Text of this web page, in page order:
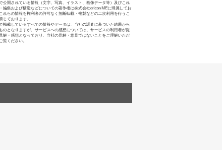
公開されている情報（文字、写真、イラスト、画像データ等）及びこれ
編集および構造などについての著作権は株式会社oricon MEに帰属してお
れらの情報を権利者の許可なく無断転載・複製などの二次利用を行うこ
じております。
掲載しているすべての情報やデータは、当社の調査に基づいた結果から
のとなりますが、サービスへの感想については、サービスの利用者が提
解・感想となっており、当社の見解・意見ではないことをご理解いただ
覧ください。